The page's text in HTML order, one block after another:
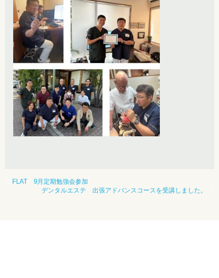
FLAT 9月定期勉強会参加
デンタルエステ 出張アドバンスコースを受講しました。